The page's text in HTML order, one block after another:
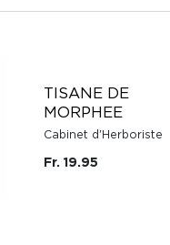
TISANE DE
MORPHEE
Cabinet d'Herboriste
Fr. 19.95